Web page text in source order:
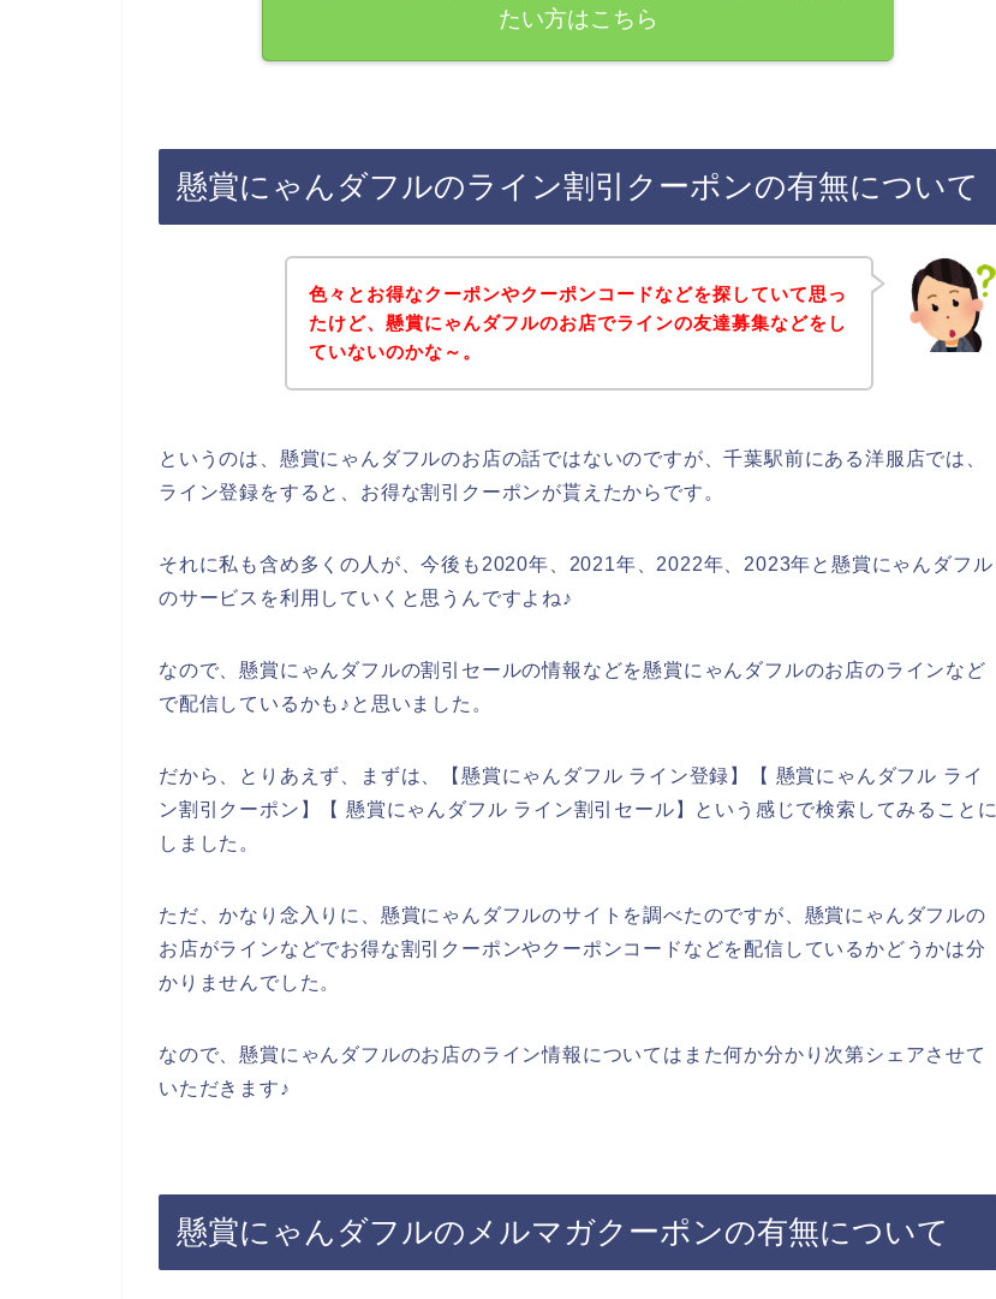
たい方はこちら
懸賞にゃんダフルのライン割引クーポンの有無について
色々とお得なクーポンやクーポンコードなどを探していて思っ
たけど、懸賞にゃんダフルのお店でラインの友達募集などをし
ていないのかな～。
というのは、懸賞にゃんダフルのお店の話ではないのですが、千葉駅前にある洋服店では、
ライン登録をすると、お得な割引クーポンが貰えたからです。
それに私も含め多くの人が、今後も2020年、2021年、2022年、2023年と懸賞にゃんダフル
のサービスを利用していくと思うんですよね♪
なので、懸賞にゃんダフルの割引セールの情報などを懸賞にゃんダフルのお店のラインなど
で配信しているかも♪と思いました。
だから、とりあえず、まずは、【懸賞にゃんダフル ライン登録】【 懸賞にゃんダフル ライ
ン割引クーポン】【 懸賞にゃんダフル ライン割引セール】という感じで検索してみることに
しました。
ただ、かなり念入りに、懸賞にゃんダフルのサイトを調べたのですが、懸賞にゃんダフルの
お店がラインなどでお得な割引クーポンやクーポンコードなどを配信しているかどうかは分
かりませんでした。
なので、懸賞にゃんダフルのお店のライン情報についてはまた何か分かり次第シェアさせて
いただきます♪
懸賞にゃんダフルのメルマガクーポンの有無について